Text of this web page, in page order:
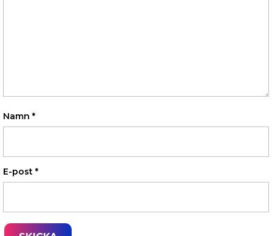
Namn *
E-post *